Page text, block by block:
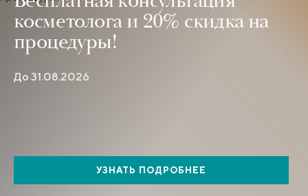
косметолога и 20% скидка на
процедуры!
До 31.08.2026
УЗНАТЬ ПОДРОБНЕЕ